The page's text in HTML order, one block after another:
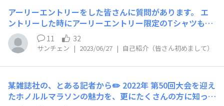
アーリーエントリーをした皆さんに質問があります。 エ
ントリーした時にアーリーエントリー限定のTシャツもオ
ーダーしたのですが、未だ届きません。 Tシャツが届いて
いる方はいらっしゃるのでしょうか？
11 32
サンチェン | 2023/06/27 | 自己紹介（皆さん初めまして）
某雑誌社の、とある記者から✏️ 2022年 第50回大会を迎え
たホノルルマラソンの魅力を、更にたくさんの方に知って